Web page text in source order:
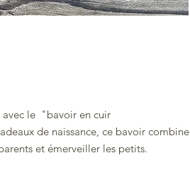
avec le "bavoir en cuir
de naissance, ce bavoir combine
et émerveiller les petits.